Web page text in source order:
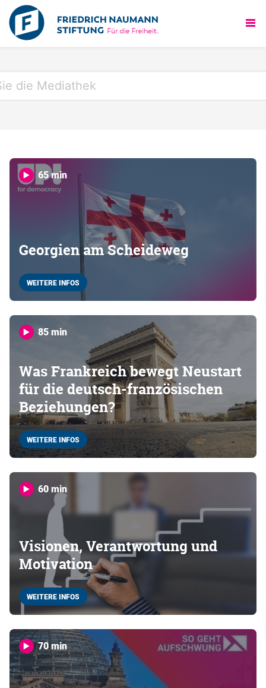
65 min
Georgien am Scheideweg
WEITERE INFOS
85 min
Was Frankreich bewegt Neustart
für die deutsch-französischen
Beziehungen?
WEITERE INFOS
60 min
Visionen, Verantwortung und
Motivation
WEITERE INFOS
70 min